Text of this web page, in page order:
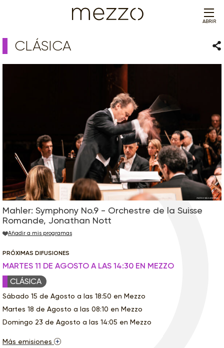
ABRIR
CLÁSICA
Mahler: Symphony No.9 - Orchestre de la Suisse
Romande, Jonathan Nott
Añadir a mis programas
PRÓXIMAS DIFUSIONES
MARTES 11 DE AGOSTO A LAS 14:30 EN MEZZO
CLÁSICA
Sábado 15 de Agosto a las 18:50 en Mezzo
Martes 18 de Agosto a las 08:10 en Mezzo
Domingo 23 de Agosto a las 14:05 en Mezzo
Más emisiones